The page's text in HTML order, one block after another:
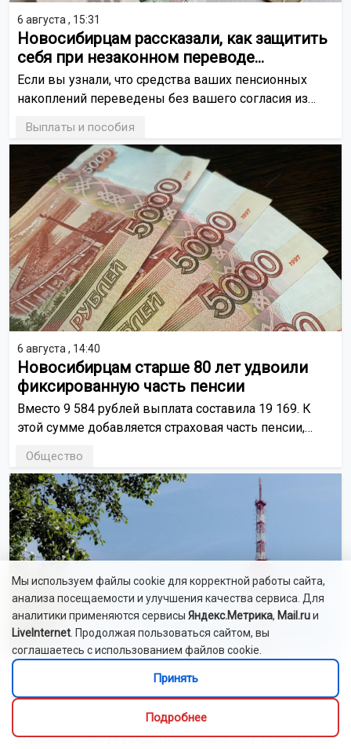
6 августа , 15:31
Новосибирцам рассказали, как защитить
себя при незаконном переводе
пенсионных накоплений
Если вы узнали, что средства ваших пенсионных
накоплений переведены без вашего согласия из
негосударственный пенсионный фонд (НПФ) или из
одного НПФ в другой, направьте бесплатное
обращение финансовому уполномоченному.
Выплаты и пособия
6 августа , 14:40
Новосибирцам старше 80 лет удвоили
фиксированную часть пенсии
Вместо 9 584 рублей выплата составила 19 169. К
этой сумме добавляется страховая часть пенсии,
Общество
Телебашню в Новосибирске подсветят к
Горожане смогут увидеть световое шоу 13 августа с
Мы используем файлы cookie для корректной работы сайта,
анализа посещаемости и улучшения качества сервиса. Для
аналитики применяются сервисы Яндекс.Метрика, Mail.ruи
LiveInternet . Продолжая пользоваться сайтом, вы
соглашаетесь с использованием файлов cookie.
Принять
Подробнее